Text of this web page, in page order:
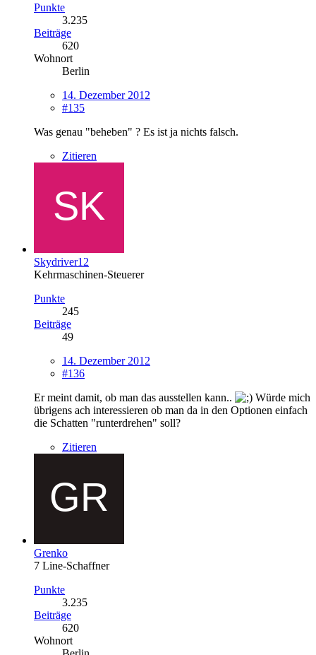
Punkte
3.235
Beiträge
620
Wohnort
Berlin
14. Dezember 2012
#135
Was genau "beheben" ? Es ist ja nichts falsch.
Zitieren
Skydriver12
Kehrmaschinen-Steuerer
Punkte
245
Beiträge
49
14. Dezember 2012
#136
Er meint damit, ob man das ausstellen kann..
Würde mich
übrigens ach interessieren ob man da in den Optionen einfach
die Schatten "runterdrehen" soll?
Zitieren
Grenko
7 Line-Schaffner
Punkte
3.235
Beiträge
620
Wohnort